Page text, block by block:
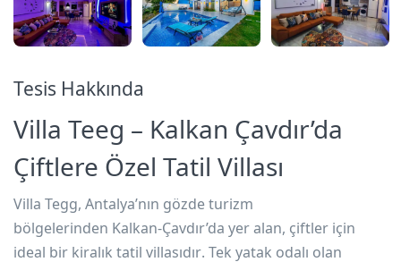
Tesis Hakkında
Villa Teeg – Kalkan Çavdır’da
Çiftlere Özel Tatil Villası
Villa Tegg, Antalya’nın gözde turizm
bölgelerinden Kalkan-Çavdır’da yer alan, çiftler için
ideal bir kiralık tatil villasıdır. Tek yatak odalı olan